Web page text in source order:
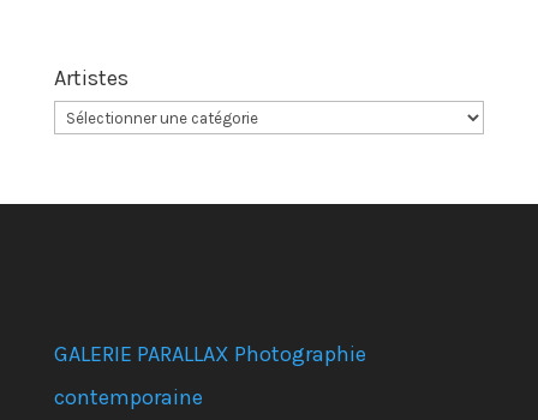
Artistes
GALERIE PARALLAX Photographie
contemporaine